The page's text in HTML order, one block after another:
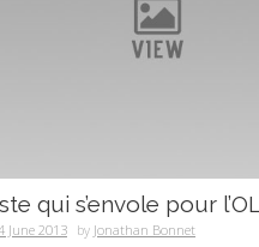
qui s’envole pour
June 2013 byJonathan Bonnet